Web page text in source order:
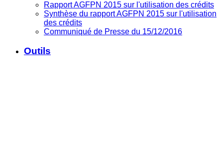
Rapport AGFPN 2015 sur l'utilisation des crédits
Synthèse du rapport AGFPN 2015 sur l'utilisation
des crédits
Communiqué de Presse du 15/12/2016
Outils